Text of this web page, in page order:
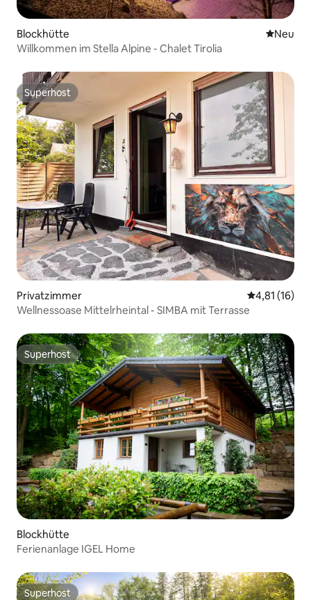
Blockhütte Neue
Neu
Willkommen im Stella Alpine - Chalet Tirolia
Superhost
Superhost
Privatzimmer
4,81 (16)
Wellnessoase Mittelrheintal - SIMBA mit Terrasse
Superhost
Superhost
Blockhütte
Ferienanlage IGEL Home
Superhost